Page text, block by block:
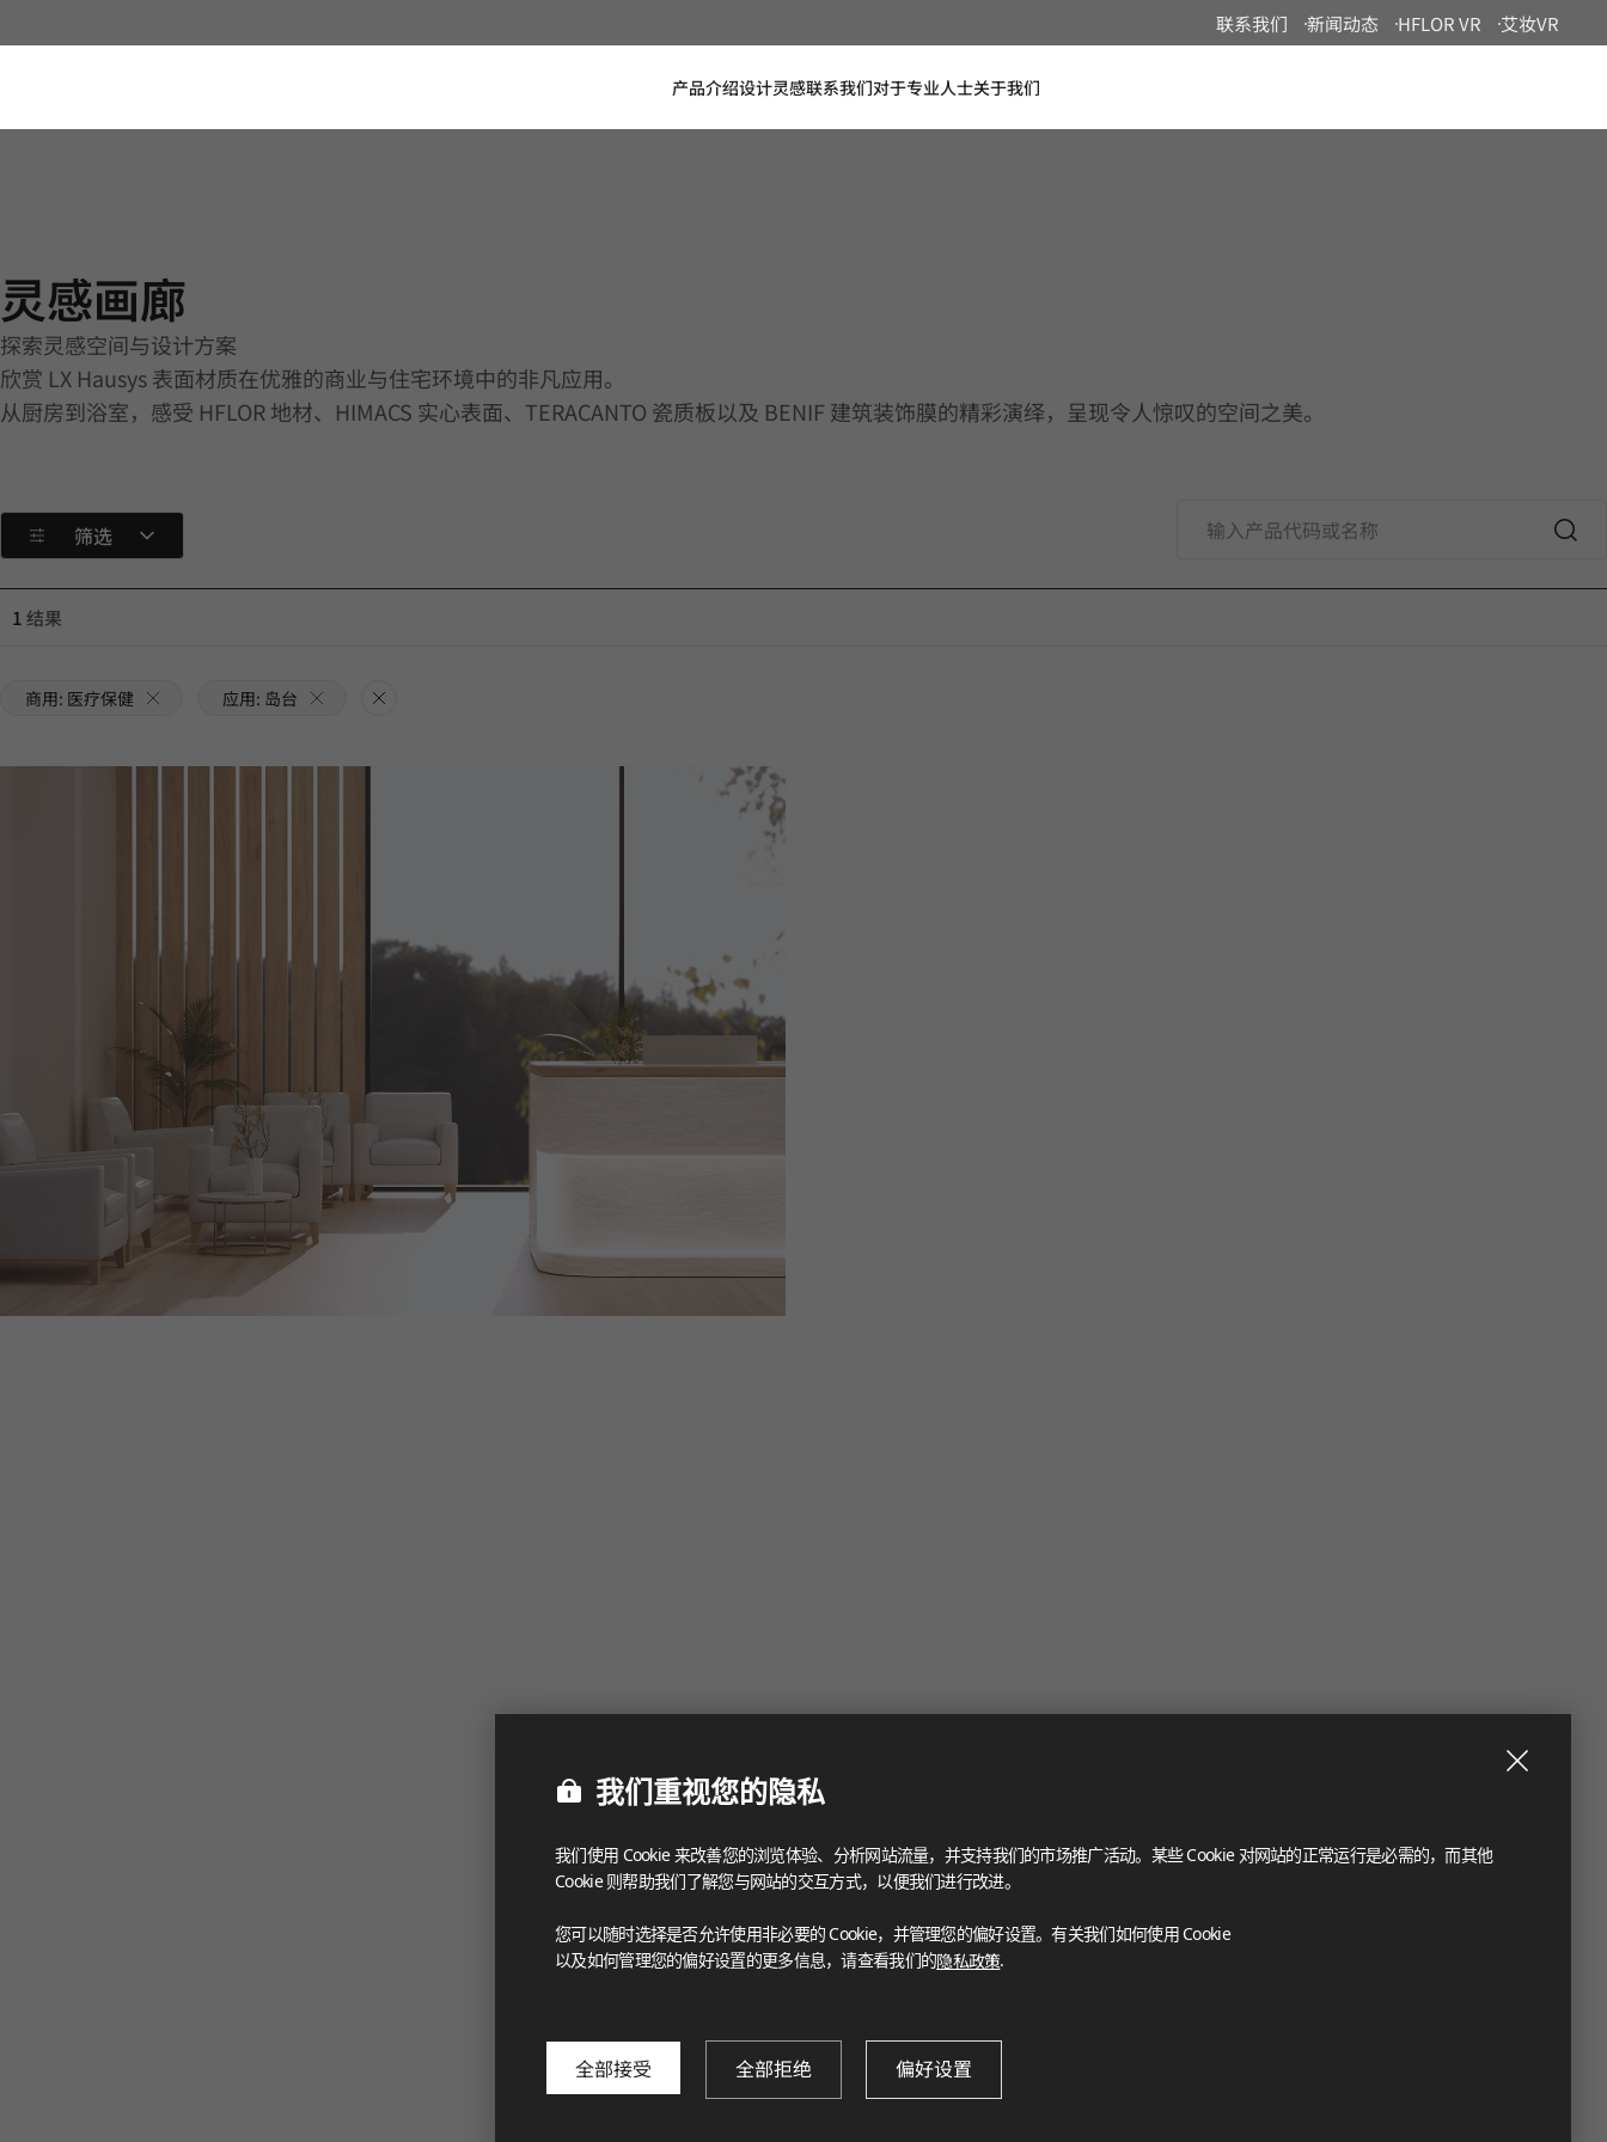
联系我们 新闻动态 HFLOR VR 艾妆VR
产品介绍设计灵感联系我们对于专业人士关于我们
灵感画廊 | Island | Application
灵感画廊
探索灵感空间与设计方案
欣赏 LX Hausys 表面材质在优雅的商业与住宅环境中的非凡应用。
从厨房到浴室，感受 HFLOR 地材、HIMACS 实心表面、TERACANTO 瓷质板以及 BENIF 建筑装饰膜的精彩演绎，呈现令人惊叹的空间之美。
筛选
1 结果
商用: 医疗保健 应用: 岛台
我们重视您的隐私
我们使用 Cookie 来改善您的浏览体验、分析网站流量，并支持我们的市场推广活动。某些 Cookie 对网站的正常运行是必需的，而其他
Cookie 则帮助我们了解您与网站的交互方式，以便我们进行改进。
您可以随时选择是否允许使用非必要的 Cookie，并管理您的偏好设置。有关我们如何使用 Cookie
以及如何管理您的偏好设置的更多信息，请查看我们的隐私政策.
全部接受 全部拒绝 偏好设置